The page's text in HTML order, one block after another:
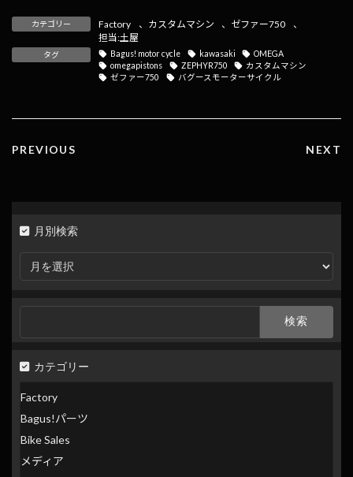
e
b
o
k
e
n
a
ai p
y
Li
k
カテゴリー Factory 、 カスタムマシン 、 ゼファー750
、
担当:土屋
タグ Bagus! motor cycle kawasaki
OMEGA
omegapistons
ZEPHYR750
カスタムマシン
ゼファー750
バグースモーターサイクル
PREVIOUS NEXT
月別検索
月
検
カテゴリー
Factory
Bagus!パーツ
Bike Sales
メディア